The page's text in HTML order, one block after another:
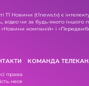
Т1 Новини (t1news.tv) є
відео чи за будь-якого
компаній» і
КОМАНДА
права
несе